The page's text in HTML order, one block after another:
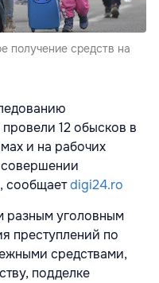
получение средств на
12 обысков в
и на рабочих
сообщаетdigi24.ro
разным уголовным
преступлений по
средствами,
подделке